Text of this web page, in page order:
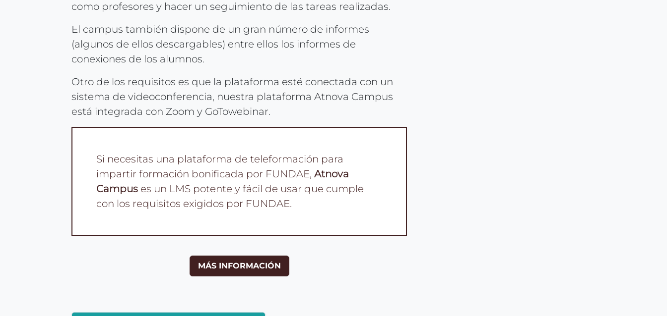
como profesores y hacer un seguimiento de las tareas realizadas.
El campus también dispone de un gran número de informes
(algunos de ellos descargables) entre ellos los informes de
conexiones de los alumnos.
Otro de los requisitos es que la plataforma esté conectada con un
sistema de videoconferencia, nuestra plataforma Atnova Campus
está integrada con Zoom y GoTowebinar.
Si necesitas una plataforma de teleformación para
impartir formación bonificada por FUNDAE, Atnova
Campus es un LMS potente y fácil de usar que cumple
con los requisitos exigidos por FUNDAE.
MÁS INFORMACIÓN